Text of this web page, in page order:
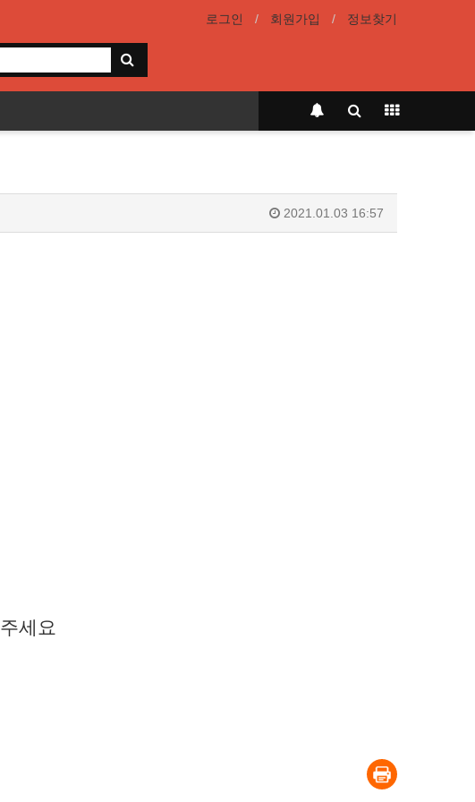
로그인 회원가입 정보찾기
2021.01.03 16:57
세요